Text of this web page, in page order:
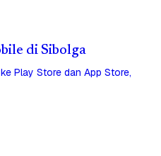
di Sibolga
Play Store dan App Store,